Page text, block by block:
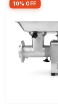
10% OFF